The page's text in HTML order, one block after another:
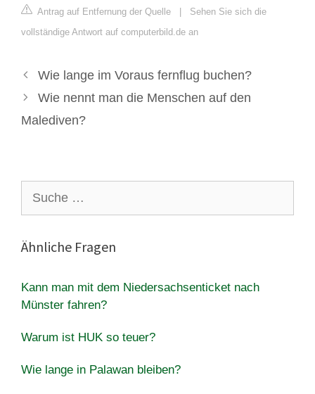
Antrag auf Entfernung der Quelle | Sehen Sie sich die
vollständige Antwort auf computerbild.de an
Wie lange im Voraus fernflug buchen?
Wie nennt man die Menschen auf den
Malediven?
nach:
Ähnliche Fragen
Kann man mit dem Niedersachsenticket nach
Münster fahren?
Warum ist HUK so teuer?
Wie lange in Palawan bleiben?